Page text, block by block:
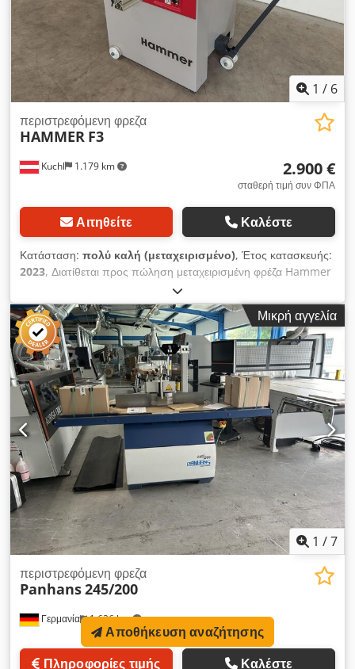
1 / 6
Kuchl 1.179 km
περιστρεφόμενη φρεζα
HAMMER F3
2.900 €
σταθερή τιμή συν ΦΠΑ
Αιτηθείτε Καλέστε
Κατάσταση: πολύ καλή (μεταχειρισμένο), Έτος κατασκευής:
2023, Διατίθεται προς πώληση μεταχειρισμένη φρέζα Hammer
F3 με 4 ταχύτητες φρεζαρίσματος. Η μηχανή έχει ελεγχθεί και
ανακαινιστεί από το εξειδικευμένο προσωπικό μας και βρίσκεται
σε πολύ καλή κατάσταση. Dwodpfxeza Dx Ao Al Ssa Τεχνικά
χαρακτηριστικά: - 4 ταχύτητες φρεζαρίσματος - ρυθμιζόμενο
ύψος και περιστρεφόμενη - σύστημα πολλαπλών ρυθμίσεων -
περιλαμβάνει σύστημα μεταφοράς - ισχύς κινητήρα 4 kW / 5,4
hp - έτος κατασκευής: 2023 Η μηχανή βρίσκεται στο A-5431
Kuchl και μπορεί να επιθεωρηθεί ανά πάσα στιγμή εντός του
ωραρίου λειτουργίας μας. Επιφύλαξη ενδιάμεσης πώλησης!
Συναφείς όροι: φρέζα, φρεζομηχανή, φρεζάρισμα Αναφορά: R-
L0OE6
Μικρή αγγελία
1 /7
Γερμανία 1.626 km
περιστρεφόμενη φρεζα
Panhans245/200
Πληροφορίες τιμής Καλέστε
Αποθήκευση αναζήτησης